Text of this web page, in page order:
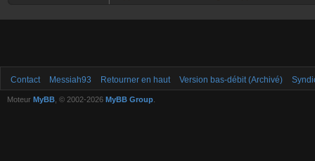
Contact Messiah93 Retourner en haut Version bas-débit (Archivé)
Moteur MyBB , © 2002-2026 MyBB Group